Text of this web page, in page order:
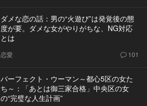
ダメな恋の話：男の“火遊び”は発覚後の態
度が要。ダメな女がやりがちな、NG対応
とは
恋愛 101
パーフェクト・ウーマン～都心5区の女た
ち～：「あとは御三家合格」中央区の女
の“完璧な人生計画”